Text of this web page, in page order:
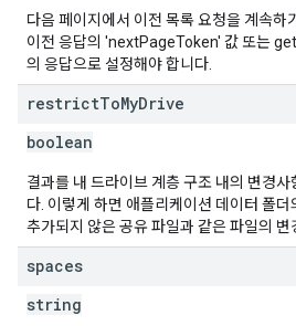
다음 페이지에서 이전 목록 요청을 계속하
이전 응답의 'nextPageToken' 값 또는
의 응답으로 설정해야 합니다.
restrictToMyDrive
boolean
결과를 내 드라이브 계층 구조 내의 변경사
다. 이렇게 하면 애플리케이션 데이터 폴더
추가되지 않은 공유 파일과 같은 파일의 변
spaces
string